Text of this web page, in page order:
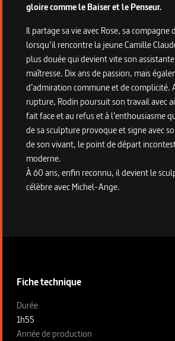
gloire comme le Baiser et le Penseur.
Il partage sa vie avec Rose, sa compagne
lorsqu’il rencontre la jeune Camille
plus douée qui devient vite son
maîtresse. Dix ans de passion, mais
d’admiration commune et de complicité.
rupture, Rodin poursuit son travail avec
fait face et au refus et à l’enthousiasme
de sa sculpture provoque et signe avec
de son vivant, le point de départ
moderne.
À 60 ans, enfin reconnu, il devient le
célèbre avec Michel-Ange.
Fiche technique
Fiche technique section gauche
Durée
1h55
Année de production